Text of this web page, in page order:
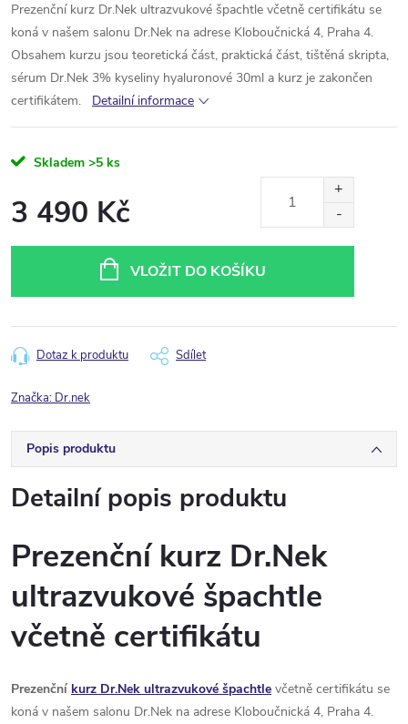
Prezenční kurz Dr.Nek ultrazvukové špachtle včetně certifikátu se
koná v našem salonu Dr.Nek na adrese Kloboučnická 4, Praha 4.
Obsahem kurzu jsou teoretická část, praktická část, tištěná skripta,
sérum Dr.Nek 3% kyseliny hyaluronové 30ml a kurz je zakončen
certifikátem.
Detailní informace
Skladem >5 ks
3 490 Kč
VLOŽIT DO KOŠÍKU
Dotaz k produktu Sdílet
Značka: Dr.nek
Popis produktu
Detailní popis produktu
Prezenční kurz Dr.Nek
ultrazvukové špachtle
včetně certifikátu
Prezenční kurz Dr.Nek ultrazvukové špachtle včetně certifikátu se
koná v našem salonu Dr.Nek na adrese Kloboučnická 4, Praha 4.